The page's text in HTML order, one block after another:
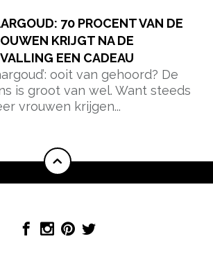
70 PROCENT VAN DE
KRIJGT NA DE
EEN CADEAU
ooit van gehoord? De
is groot van wel. Want steeds
vrouwen krijgen...